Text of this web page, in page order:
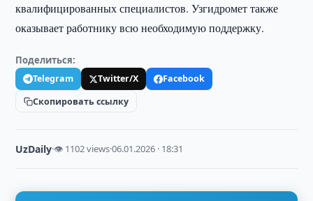
квалифицированных специалистов. Узгидромет также
оказывает работнику всю необходимую поддержку.
Поделиться:
Telegram Twitter/X
Facebook
Скопировать ссылку
UzDaily·👁 1102 views·06.01.2026 · 18:31